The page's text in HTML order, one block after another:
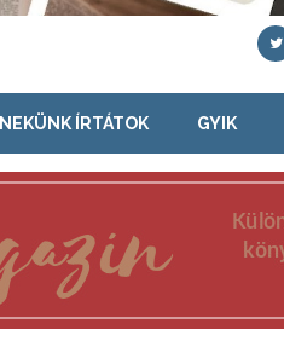
NEKÜNK ÍRTÁTOK GYIK